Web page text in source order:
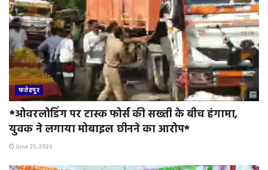
फतेहपुर
*ओवरलोडिंग पर टास्क फोर्स की सख्ती के बीच हंगामा,
युवक ने लगाया मोबाइल छीनने का आरोप*
June 23, 2026